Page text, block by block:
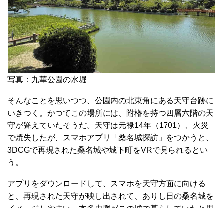
写真：九華公園の水堀
そんなことを思いつつ、公園内の北東角にある天守台跡に
いきつく。かつてこの場所には、附櫓を持つ四層六階の天
守が聳えていたそうだ。天守は元禄14年（1701）、火災
で焼失したが、スマホアプリ「桑名城探訪」をつかうと、
3DCGで再現された桑名城や城下町をVRで見られるとい
う。
アプリをダウンロードして、スマホを天守方面に向ける
と、再現された天守が映し出されて、ありし日の桑名城を